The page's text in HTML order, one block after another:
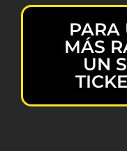
PARA
MÁS
UN